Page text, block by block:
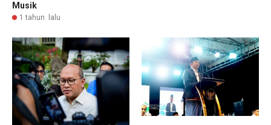
Musik
1 tahun lalu